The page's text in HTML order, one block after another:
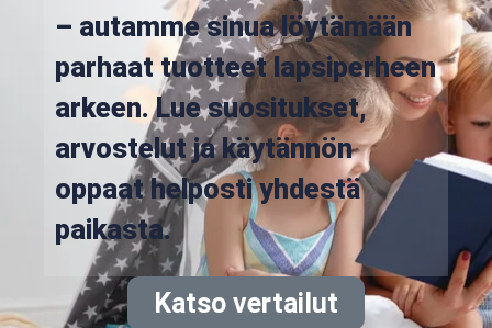
– autamme sinua löytämään
parhaat tuotteet lapsiperheen
arkeen. Lue suositukset,
arvostelut ja käytännön
oppaat helposti yhdestä
paikasta.
Katso vertailut